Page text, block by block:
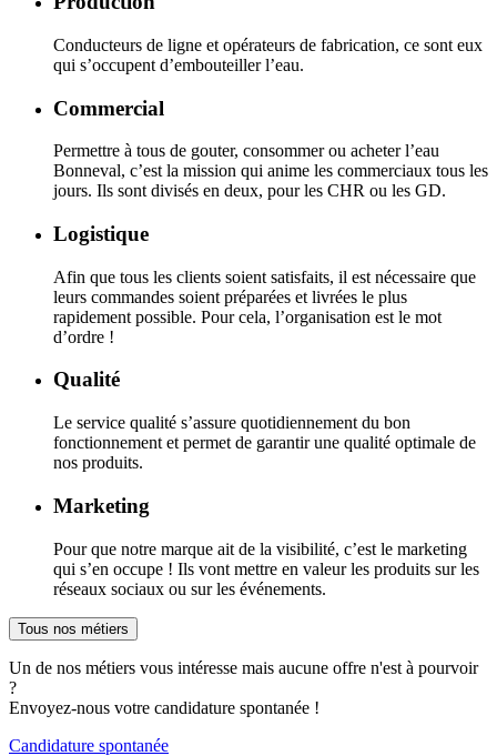
Conducteurs de ligne et opérateurs de fabrication, ce sont eux
qui s’occupent d’embouteiller l’eau.
Commercial
Permettre à tous de gouter, consommer ou acheter l’eau
Bonneval, c’est la mission qui anime les commerciaux tous les
jours. Ils sont divisés en deux, pour les CHR ou les GD.
Logistique
Afin que tous les clients soient satisfaits, il est nécessaire que
leurs commandes soient préparées et livrées le plus
rapidement possible. Pour cela, l’organisation est le mot
d’ordre !
Qualité
Le service qualité s’assure quotidiennement du bon
fonctionnement et permet de garantir une qualité optimale de
nos produits.
Marketing
Pour que notre marque ait de la visibilité, c’est le marketing
qui s’en occupe ! Ils vont mettre en valeur les produits sur les
réseaux sociaux ou sur les événements.
Tous nos métiers
Un de nos métiers vous intéresse mais aucune offre n'est à pourvoir
?
Envoyez-nous votre candidature spontanée !
Candidature spontanée